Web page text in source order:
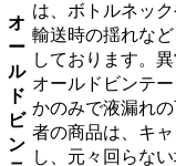
オ
ー
ル
ド
ビ
ン
は、ボトルネッ
輸送時の揺れな
しております。
オールドビンテ
かのみで液漏れ
者の商品は、キ
し、元々回らな